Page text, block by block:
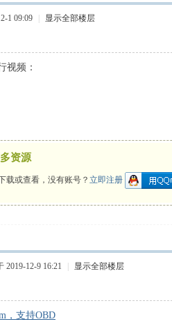
1 09:09 显示全部楼层
视频：
资源
载或查看，没有账号？ 立即注册
2019-12-9 16:21 显示全部楼层
，支持OBD